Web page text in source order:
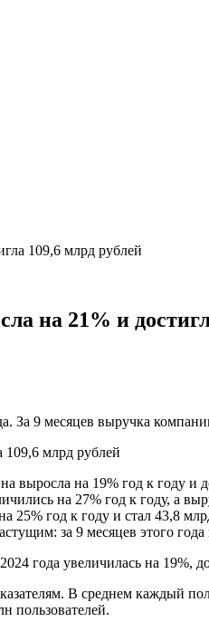
109,6 млрд рублей
на 21% и
За 9 месяцев выручка
выросла на 19% год к году и
на 27% год к году, а
год к году и стал 43,8
за 9 месяцев этого
года увеличилась на 19%,
В среднем каждый
пользователей.